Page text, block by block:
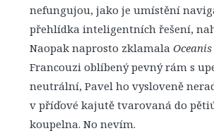
nefungujou, jako je umístění
přehlídka inteligentních řešení,
Naopak naprosto zklamala Oceanis
Francouzi oblíbený pevný rám s
neutrální, Pavel ho vysloveně
v příďové kajutě tvarovaná do
koupelna. No nevím.